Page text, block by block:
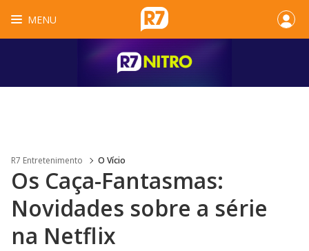
MENU
R7 Entretenimento O Vício
Os Caça-Fantasmas:
Novidades sobre a série
na Netflix